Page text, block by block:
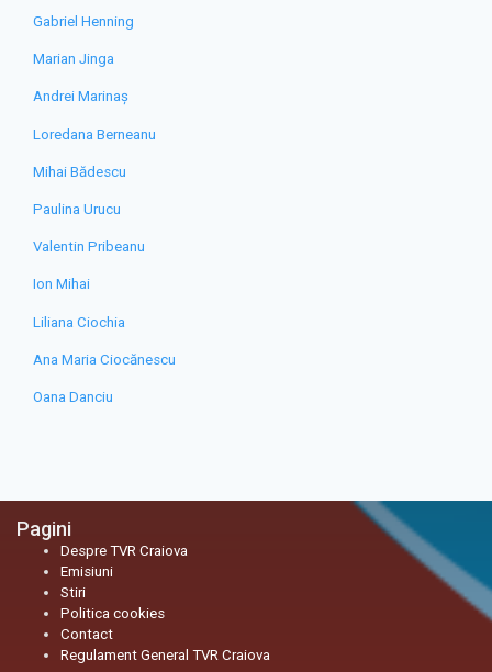
Gabriel Henning
Marian Jinga
Andrei Marinaș
Loredana Berneanu
Mihai Bădescu
Paulina Urucu
Valentin Pribeanu
Ion Mihai
Liliana Ciochia
Ana Maria Ciocănescu
Oana Danciu
Pagini
Despre TVR Craiova
Emisiuni
Stiri
Politica cookies
Contact
Regulament General TVR Craiova